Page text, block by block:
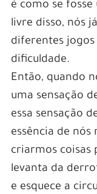
é como se
livre disso, nós
diferentes
dificuldade.
Então, quando
uma sensação
essa sensação
essência de nós
criarmos coisas
levanta da
e esquece a